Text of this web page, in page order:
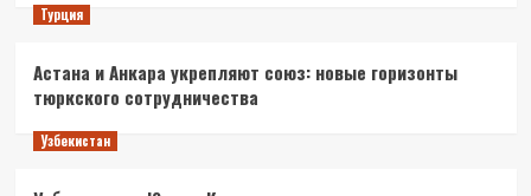
Турция
Астана и Анкара укрепляют союз: новые горизонты
тюркского сотрудничества
Узбекистан